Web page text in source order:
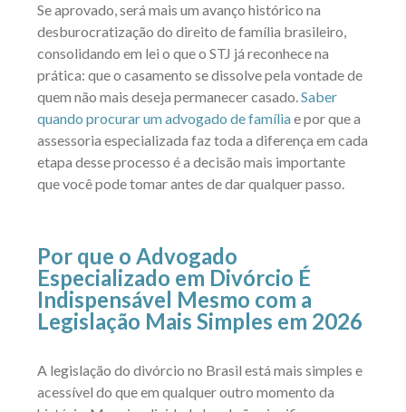
Se aprovado, será mais um avanço histórico na
desburocratização do direito de família brasileiro,
consolidando em lei o que o STJ já reconhece na
prática: que o casamento se dissolve pela vontade de
quem não mais deseja permanecer casado.Saber
quando procurar um advogado de famíliae por que a
assessoria especializada faz toda a diferença em cada
etapa desse processo é a decisão mais importante
que você pode tomar antes de dar qualquer passo.
Por que o Advogado
Especializado em Divórcio É
Indispensável Mesmo com a
Legislação Mais Simples em 2026
A legislação do divórcio no Brasil está mais simples e
acessível do que em qualquer outro momento da